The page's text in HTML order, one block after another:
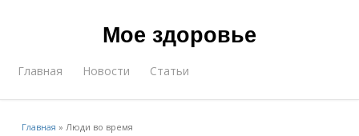
Мое здоровье
Главная Новости Статьи
Главная »Люди во время